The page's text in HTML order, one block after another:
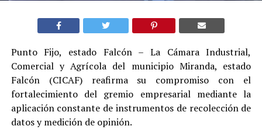
Punto Fijo, estado Falcón – La Cámara Industrial,
Comercial y Agrícola del municipio Miranda, estado
Falcón (CICAF) reafirma su compromiso con el
fortalecimiento del gremio empresarial mediante la
aplicación constante de instrumentos de recolección de
datos y medición de opinión.